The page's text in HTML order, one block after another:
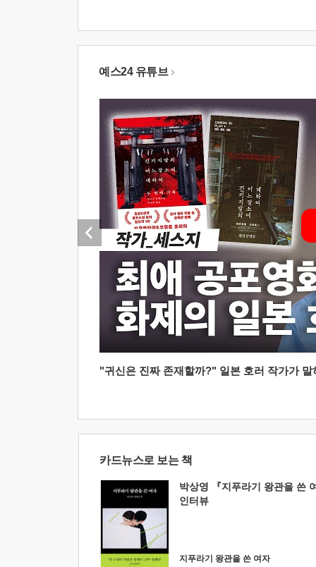
예스24 유튜브
"귀신은 진짜 존재할까?" 일본 호러 작가가
카드뉴스로 보는 책
박상영 『지푸라기 왕관을 쓴
인터뷰
지푸라기 왕관을 쓴 여자